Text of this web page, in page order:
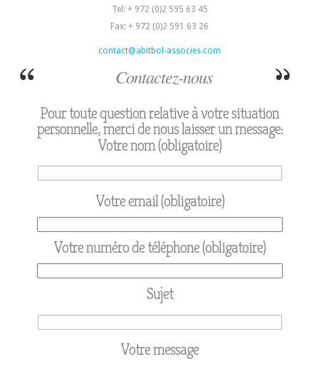
Tel: + 972 (0)2 595 63 45
Fax: + 972 (0)2 591 63 26
contact@abitbol-associes.com
Contactez-nous
Pour toute question relative à votre situation
personnelle, merci de nous laisser un message:
Votre nom (obligatoire)
Votre email (obligatoire)
Votre numéro de téléphone (obligatoire)
Sujet
Votre message